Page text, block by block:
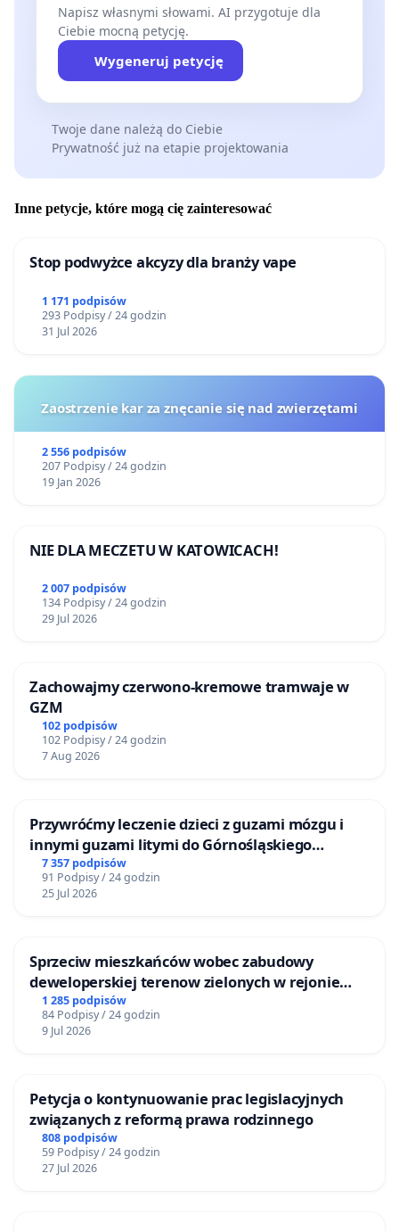
Napisz własnymi słowami. AI przygotuje dla
Ciebie mocną petycję.
Wygeneruj petycję
Twoje dane należą do Ciebie
Prywatność już na etapie projektowania
Inne petycje, które mogą cię zainteresować
Stop podwyżce akcyzy dla branży vape
1 171 podpisów
293 Podpisy / 24 godzin
31 Jul 2026
Zaostrzenie kar za znęcanie się nad zwierzętami
2 556 podpisów
207 Podpisy / 24 godzin
19 Jan 2026
NIE DLA MECZETU W KATOWICACH!
2 007 podpisów
134 Podpisy / 24 godzin
29 Jul 2026
Zachowajmy czerwono-kremowe tramwaje w
GZM
102 podpisów
102 Podpisy / 24 godzin
7 Aug 2026
Przywróćmy leczenie dzieci z guzami mózgu i
innymi guzami litymi do Górnośląskiego
Centrum Zdrowia Dziecka w Katowicach
7 357 podpisów
91 Podpisy / 24 godzin
25 Jul 2026
Sprzeciw mieszkańców wobec zabudowy
deweloperskiej terenow zielonych w rejonie
Bulwarów Straceńskich w Bielsku-Białej
1 285 podpisów
84 Podpisy / 24 godzin
9 Jul 2026
Petycja o kontynuowanie prac legislacyjnych
związanych z reformą prawa rodzinnego
808 podpisów
59 Podpisy / 24 godzin
27 Jul 2026